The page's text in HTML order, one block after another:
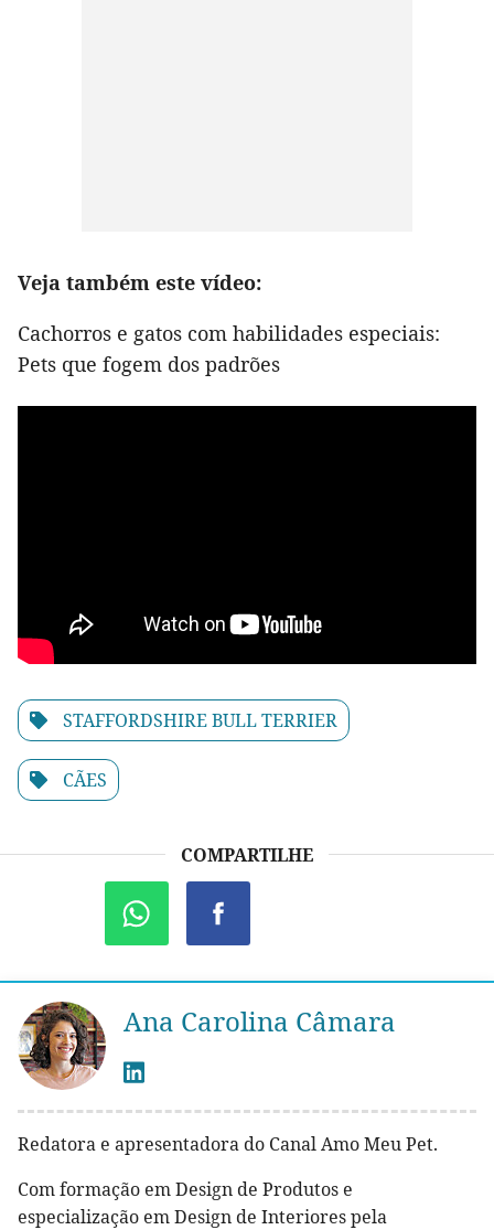
Veja também este vídeo:
Cachorros e gatos com habilidades especiais:
Pets que fogem dos padrões
STAFFORDSHIRE BULL TERRIER
CÃES
COMPARTILHE
Ana Carolina Câmara
Redatora e apresentadora do Canal Amo Meu Pet.
Com formação em Design de Produtos e
especialização em Design de Interiores pela